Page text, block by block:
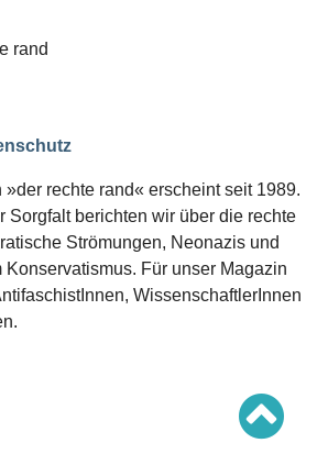
Bewegung«
rand
»der rechte rand« erscheint seit 1989.
Sorgfalt berichten wir über die rechte
Strömungen, Neonazis und
Konservatismus. Für unser Magazin
WissenschaftlerInnen